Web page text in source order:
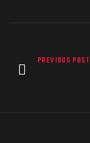
PREVIOUS POST